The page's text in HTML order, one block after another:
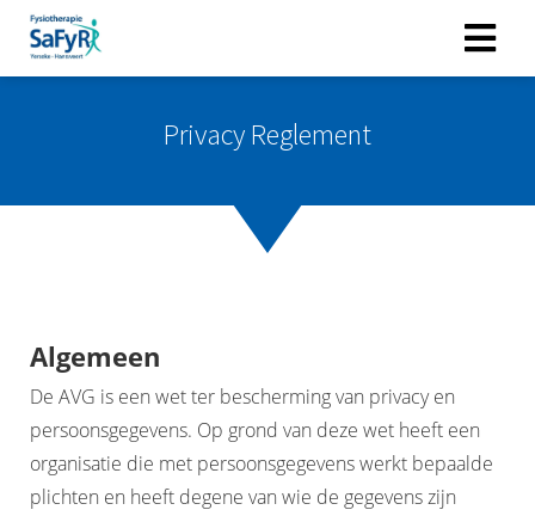
Privacy Reglement
Algemeen
De AVG is een wet ter bescherming van privacy en
persoonsgegevens. Op grond van deze wet heeft een
organisatie die met persoonsgegevens werkt bepaalde
plichten en heeft degene van wie de gegevens zijn